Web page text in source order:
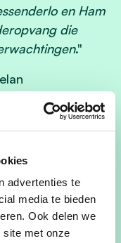
advertenties te
media te bieden
Ook delen we
site met onze
en Ham
die
."
Ham:
"Wij zijn
van dit lokale
dat dit initiatief de
tot
regio zal